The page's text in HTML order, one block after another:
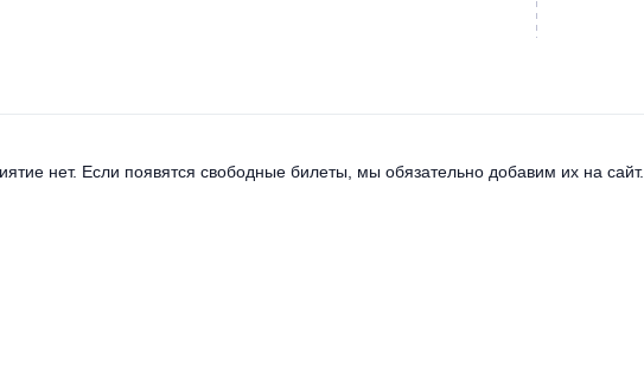
нет. Если появятся свободные билеты, мы обязательно добавим их на сайт.